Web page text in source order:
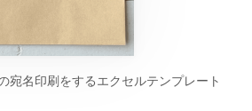
宛名印刷をするエクセルテンプレート